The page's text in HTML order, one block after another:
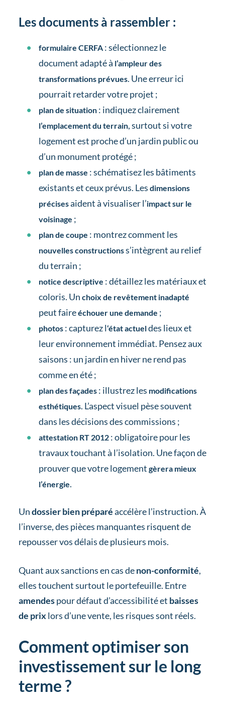
Les documents à rassembler :
formulaire CERFA: sélectionnez le
document adapté à l’ampleur des
transformations prévues. Une erreur ici
pourrait retarder votre projet ;
plan de situation: indiquez clairement
l’emplacement du terrain, surtout si votre
logement est proche d’un jardin public ou
d’un monument protégé ;
plan de masse : schématisez les bâtiments
existants et ceux prévus. Les dimensions
précisesaident à visualiser l’impact sur le
voisinage ;
plan de coupe : montrez comment les
nouvelles constructionss’intègrent au relief
du terrain ;
notice descriptive : détaillez les matériaux et
coloris. Un choix de revêtement inadapté
peut faireéchouer une demande ;
photos: capturez l‘état actueldes lieux et
leur environnement immédiat. Pensez aux
saisons : un jardin en hiver ne rend pas
comme en été ;
plan des façades: illustrez les modifications
esthétiques. L’aspect visuel pèse souvent
dans les décisions des commissions ;
attestation RT 2012: obligatoire pour les
travaux touchant à l’isolation. Une façon de
prouver que votre logement gèrera mieux
l’énergie.
Undossier bien préparéaccélère l’instruction. À
l’inverse, des pièces manquantes risquent de
repousser vos délais de plusieurs mois.
Quant aux sanctions en cas denon-conformité,
elles touchent surtout le portefeuille. Entre
amendespour défaut d’accessibilité et baisses
de prixlors d’une vente, les risques sont réels.
Comment optimiser son
investissement sur le long
terme ?